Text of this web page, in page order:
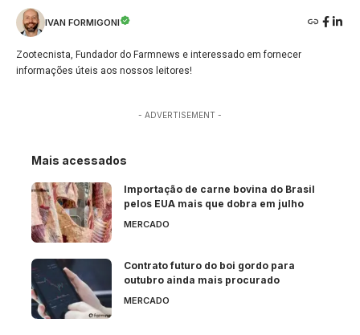
IVAN FORMIGONI
Zootecnista, Fundador do Farmnews e interessado em fornecer
informações úteis aos nossos leitores!
- ADVERTISEMENT -
Mais acessados
Importação de carne bovina do Brasil
pelos EUA mais que dobra em julho
MERCADO
Contrato futuro do boi gordo para
outubro ainda mais procurado
MERCADO